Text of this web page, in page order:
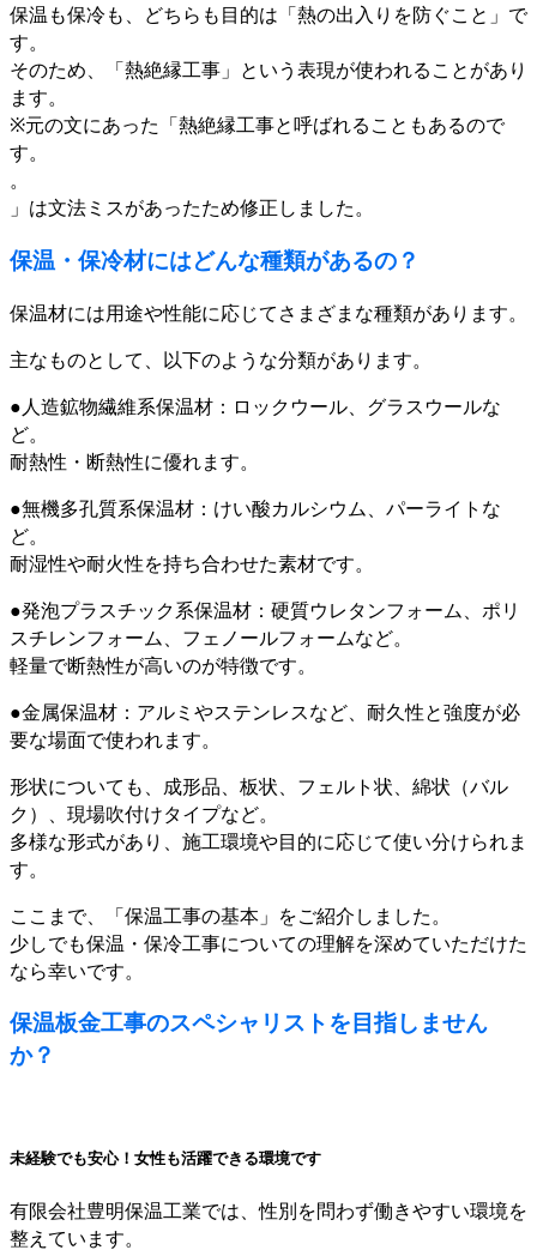
保温も保冷も、どちらも目的は「熱の出入りを防ぐこと」で
す。
そのため、「熱絶縁工事」という表現が使われることがあり
ます。
※元の文にあった「熱絶縁工事と呼ばれることもあるので
す。
。
」は文法ミスがあったため修正しました。
保温・保冷材にはどんな種類があるの？
保温材には用途や性能に応じてさまざまな種類があります。
主なものとして、以下のような分類があります。
●人造鉱物繊維系保温材：ロックウール、グラスウールな
ど。
耐熱性・断熱性に優れます。
●無機多孔質系保温材：けい酸カルシウム、パーライトな
ど。
耐湿性や耐火性を持ち合わせた素材です。
●発泡プラスチック系保温材：硬質ウレタンフォーム、ポリ
スチレンフォーム、フェノールフォームなど。
軽量で断熱性が高いのが特徴です。
●金属保温材：アルミやステンレスなど、耐久性と強度が必
要な場面で使われます。
形状についても、成形品、板状、フェルト状、綿状（バル
ク）、現場吹付けタイプなど。
多様な形式があり、施工環境や目的に応じて使い分けられま
す。
ここまで、「保温工事の基本」をご紹介しました。
少しでも保温・保冷工事についての理解を深めていただけた
なら幸いです。
保温板金工事のスペシャリストを目指しません
か？
未経験でも安心！女性も活躍できる環境です
有限会社豊明保温工業では、性別を問わず働きやすい環境を
整えています。